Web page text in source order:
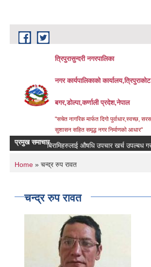
Skip to main content
त्रिपुरासुन्दरी नगरपालिका
नगर कार्यपालिकाको कार्यालय,त्रिपुराकोट
बगर,डोल्पा,कर्णाली प्रदेश,नेपाल
"सचेत नागरिक मार्फत दिगो पुर्वाधार,स्वच्छ,
सुशासन सहित समृद्ध नगर निर्माणको आधार"
प्रमुख समाचार
बिरामिहरुलाई ‍‌औषधि उपचार खर्च उपल्बध गराउने
You are here
Home » चन्द्र रुप रावत
चन्द्र रुप रावत